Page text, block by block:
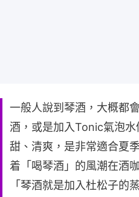
一般人說到琴酒，大概都
酒，或是加入Tonic氣泡
甜、清爽，是非常適合夏
着「喝琴酒」的風潮在酒
「琴酒就是加入杜松子的